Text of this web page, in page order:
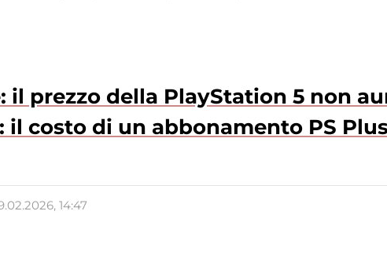
il prezzo della PlayStation 5 non
il costo di un abbonamento PS
14:47